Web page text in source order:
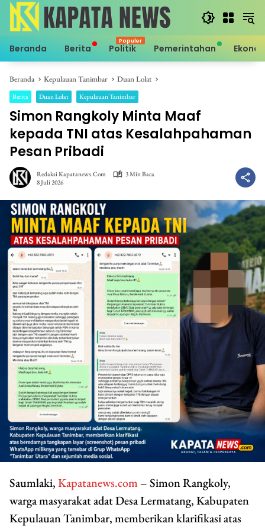
Langsung
konten
Beranda Berita Politik Pemerintahan
Beranda Kepulauan Tanimbar Duan Lolat
Berita Duan Lolat Kepulauan Tanimbar
Simon Rangkoly Minta Maaf
kepada TNI atas Kesalahpahaman
Pesan Pribadi
Redaksi Kapatanews.com
3 Min Baca
8 Juli 2026
Saumlaki,Kapatanews.com– Simon Rangkoly,
warga masyarakat adat Desa Lermatang, Kabupaten
Kepulauan Tanimbar, memberikan klarifikasi atas